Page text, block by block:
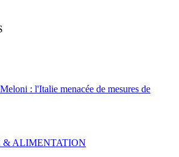
: l'Italie menacée de mesures de
& ALIMENTATION